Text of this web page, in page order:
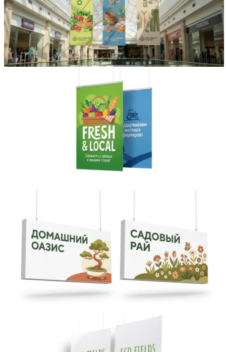
Вакансии
О компании
Написать директору
Арендодателям